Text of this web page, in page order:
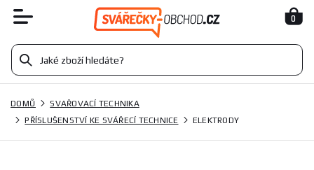
0
DOMŮ
SVAŘOVACÍ TECHNIKA
PŘÍSLUŠENSTVÍ KE SVÁŘECÍ TECHNICE
ELEKTRODY